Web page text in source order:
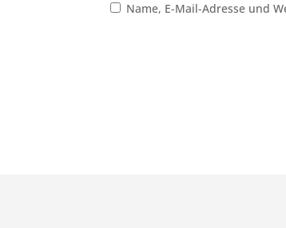
Name, E-Mail-Adresse und